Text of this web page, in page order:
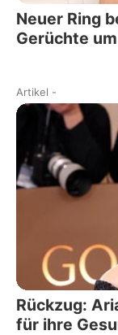
Neuer Ring
Gerüchte
Artikel -
Rückzug:
für ihre